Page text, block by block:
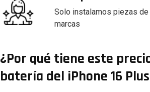
Solo instalamos piezas
marcas
¿Por qué tiene este
batería del iPhone 16